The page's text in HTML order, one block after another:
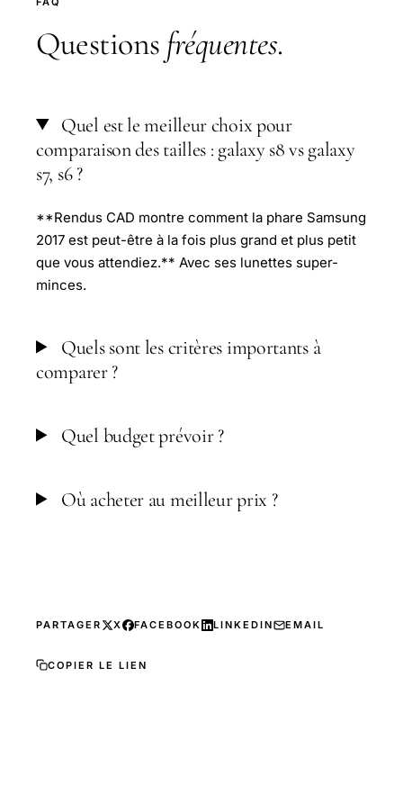
Questions fréquentes.
Quel est le meilleur choix pour
comparaison des tailles : galaxy s8 vs galaxy
s7, s6 ?
**Rendus CAD montre comment la phare Samsung
2017 est peut-être à la fois plus grand et plus petit
que vous attendiez.** Avec ses lunettes super-
minces.
Quels sont les critères importants à
comparer ?
Quel budget prévoir ?
Où acheter au meilleur prix ?
PARTAGER X FACEBOOK LINKEDIN EMAIL
COPIER LE LIEN